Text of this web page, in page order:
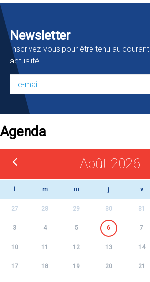
Newsletter
Inscrivez-vous pour être tenu au
actualité.
Agenda
Août 2026
m m j v
27 28 29 30 31
3 4 5 6 7
10 11 12 13 14
17 18 19 20 21